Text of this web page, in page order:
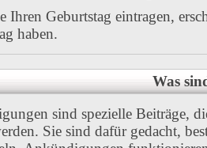
Ihren Geburtstag eintragen,
haben.
Was
sind spezielle Beiträge,
Sie sind dafür gedacht,